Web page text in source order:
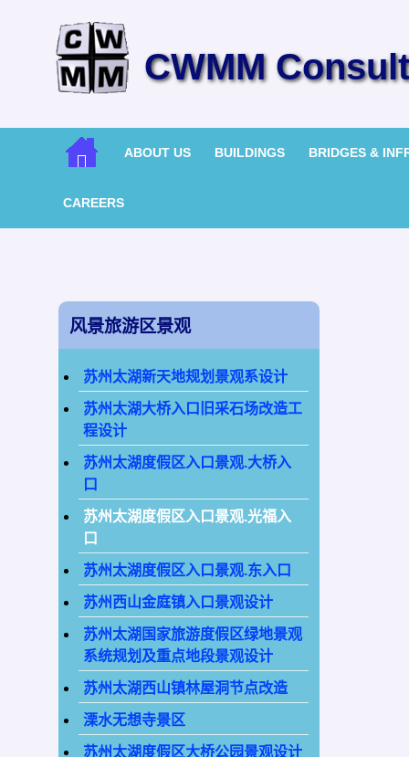
CWMM
ABOUT US BUILDINGS BRIDGES &
CAREERS
风景旅游区景观
苏州太湖新天地规划景观系设计
苏州太湖大桥入口旧采石场改造工
程设计
苏州太湖度假区入口景观.大桥入
口
苏州太湖度假区入口景观.光福入
口
苏州太湖度假区入口景观.东入口
苏州西山金庭镇入口景观设计
苏州太湖国家旅游度假区绿地景观
系统规划及重点地段景观设计
苏州太湖西山镇林屋洞节点改造
溧水无想寺景区
苏州太湖度假区大桥公园景观设计